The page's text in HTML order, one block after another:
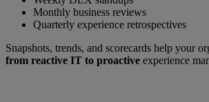
Monthly business reviews
Quarterly experience retrospectives
Snapshots, trends, and scorecards help your
from reactive IT to proactive experience